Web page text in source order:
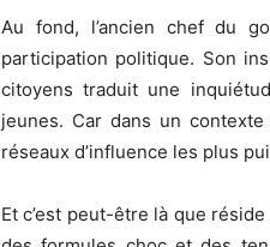
Au fond, l’ancien chef du
participation politique. Son
citoyens traduit une
jeunes. Car dans un
réseaux d’influence les plus
Et c’est peut-être là que